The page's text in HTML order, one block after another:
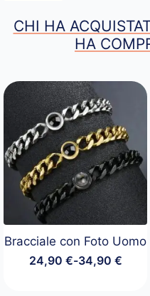
CHI HA
HA
Bracciale con Foto Uomo
24,90 €-34,90 €
Fascia